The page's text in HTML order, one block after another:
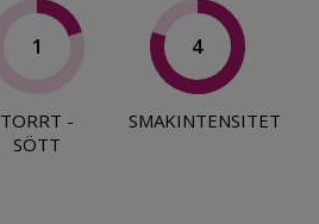
1
TORRT -
SÖTT
4
SMAKINTENSITET